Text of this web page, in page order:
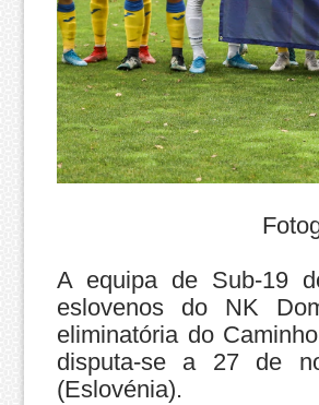
A equipa de Sub-19
eslovenos do NK
eliminatória do
disputa-se a 27 de
(Eslovénia).